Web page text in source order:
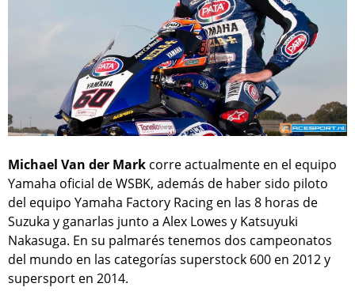
Michael Van der Mark corre actualmente en el equipo
Yamaha oficial de WSBK, además de haber sido piloto
del equipo Yamaha Factory Racing en las 8 horas de
Suzuka y ganarlas junto a Alex Lowes y Katsuyuki
Nakasuga. En su palmarés tenemos dos campeonatos
del mundo en las categorías superstock 600 en 2012 y
supersport en 2014.